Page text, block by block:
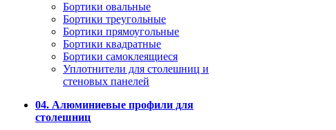
Бортики овальные
Бортики треугольные
Бортики прямоугольные
Бортики квадратные
Бортики самоклеящиеся
Уплотнители для столешниц и
стеновых панелей
04. Алюминиевые профили для
столешниц